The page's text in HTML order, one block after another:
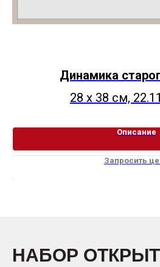
Динамика
28 х 38 см,
Описание
Запросить
НАБОР